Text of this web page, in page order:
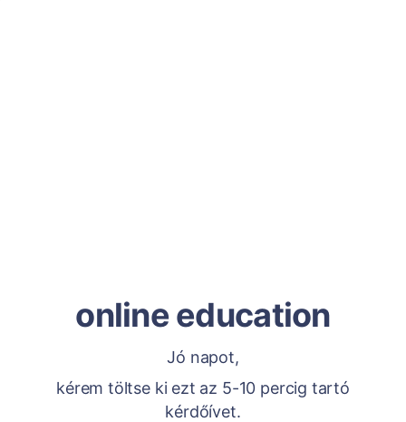
online education
Jó napot,
kérem töltse ki ezt az 5-10 percig tartó
kérdőívet.